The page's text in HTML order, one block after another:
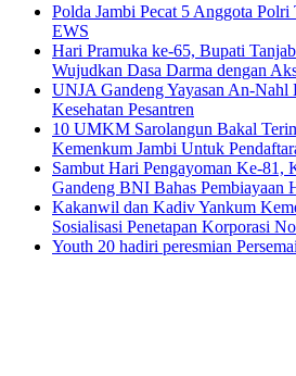
Polda Jambi Pecat 5 Anggota
EWS
Hari Pramuka ke-65, Bupati
Wujudkan Dasa Darma dengan
UNJA Gandeng Yayasan An-
Kesehatan Pesantren
10 UMKM Sarolangun Bakal
Kemenkum Jambi Untuk
Sambut Hari Pengayoman Ke-81,
Gandeng BNI Bahas Pembiayaan
Kakanwil dan Kadiv Yankum
Sosialisasi Penetapan Korporasi
Youth 20 hadiri peresmian